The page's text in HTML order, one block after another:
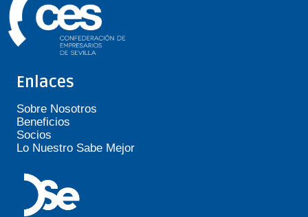
Enlaces
Sobre Nosotros
Beneficios
Socios
Lo Nuestro Sabe Mejor